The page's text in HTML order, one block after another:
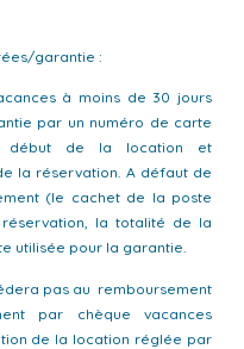
garantie :
à moins de 30 jours
par un numéro de carte
de la location et
la réservation. A défaut de
(le cachet de la poste
la totalité de la
utilisée pour la garantie.
pas au remboursement
par chèque vacances
de la location réglée par